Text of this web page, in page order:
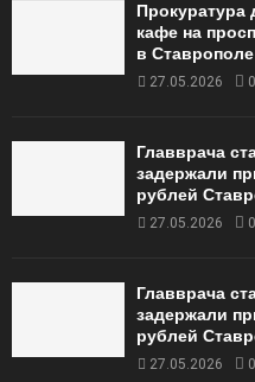
Прокуратура
кафе на
в
27.05.2026 0
Главврача
задержали
рублей
27.05.2026 0
Главврача
задержали
рублей
27.05.2026 0